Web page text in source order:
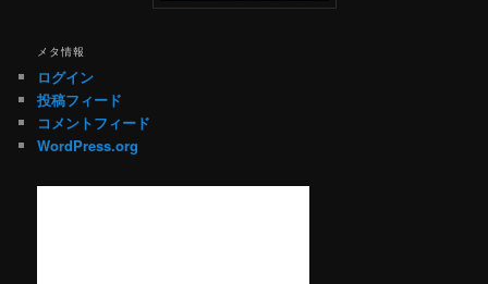
メタ情報
ログイン
投稿フィード
コメントフィード
WordPress.org